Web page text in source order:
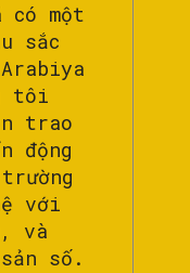
có một
sắc
tôi
trao
động
với
và
số.